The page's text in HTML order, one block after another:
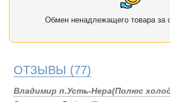
Обмен ненадлежащего товара за
ОТЗЫВЫ (77)
Владимир п.Усть-Нера(Полюс